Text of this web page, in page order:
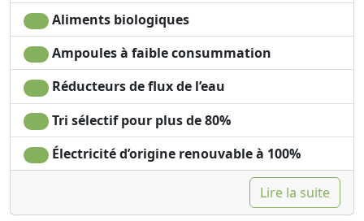
Aliments biologiques
Ampoules à faible consummation
Réducteurs de flux de l’eau
Tri sélectif pour plus de 80%
Électricité d’origine renouvable à 100%
Lire la suite